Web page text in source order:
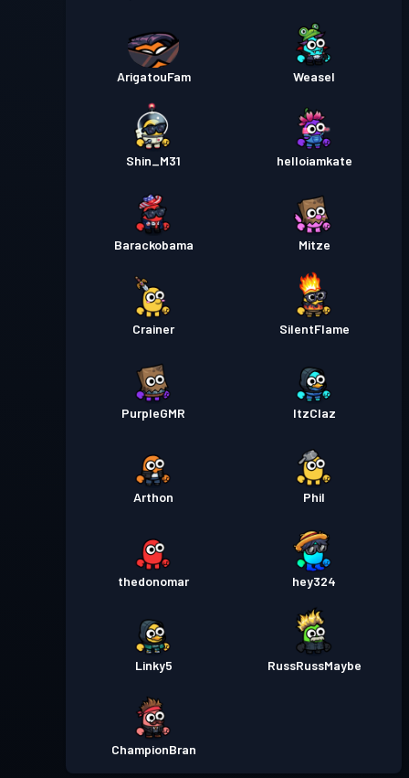
ArigatouFam Weasel
Shin_M31 helloiamkate
Barackobama Mitze
Crainer SilentFlame
PurpleGMR ItzClaz
Arthon Phil
thedonomar hey324
Linky5 RussRussMaybe
ChampionBran